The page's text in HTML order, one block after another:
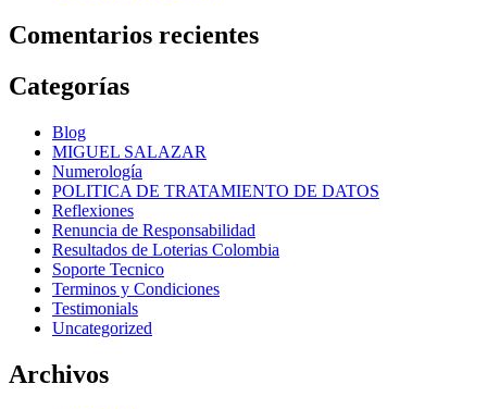
Comentarios recientes
Categorías
Blog
MIGUEL SALAZAR
Numerología
POLITICA DE TRATAMIENTO DE DATOS
Reflexiones
Renuncia de Responsabilidad
Resultados de Loterias Colombia
Soporte Tecnico
Terminos y Condiciones
Testimonials
Uncategorized
Archivos